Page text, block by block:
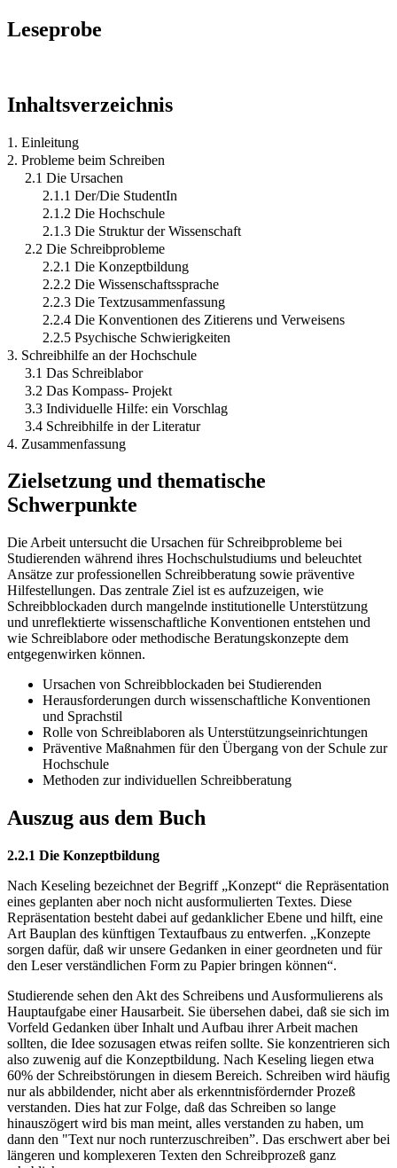
Leseprobe
Inhaltsverzeichnis
1. Einleitung
2. Probleme beim Schreiben
2.1 Die Ursachen
2.1.1 Der/Die StudentIn
2.1.2 Die Hochschule
2.1.3 Die Struktur der Wissenschaft
2.2 Die Schreibprobleme
2.2.1 Die Konzeptbildung
2.2.2 Die Wissenschaftssprache
2.2.3 Die Textzusammenfassung
2.2.4 Die Konventionen des Zitierens und Verweisens
2.2.5 Psychische Schwierigkeiten
3. Schreibhilfe an der Hochschule
3.1 Das Schreiblabor
3.2 Das Kompass- Projekt
3.3 Individuelle Hilfe: ein Vorschlag
3.4 Schreibhilfe in der Literatur
4. Zusammenfassung
Zielsetzung und thematische
Schwerpunkte
Die Arbeit untersucht die Ursachen für Schreibprobleme bei
Studierenden während ihres Hochschulstudiums und beleuchtet
Ansätze zur professionellen Schreibberatung sowie präventive
Hilfestellungen. Das zentrale Ziel ist es aufzuzeigen, wie
Schreibblockaden durch mangelnde institutionelle Unterstützung
und unreflektierte wissenschaftliche Konventionen entstehen und
wie Schreiblabore oder methodische Beratungskonzepte dem
entgegenwirken können.
Ursachen von Schreibblockaden bei Studierenden
Herausforderungen durch wissenschaftliche Konventionen
und Sprachstil
Rolle von Schreiblaboren als Unterstützungseinrichtungen
Präventive Maßnahmen für den Übergang von der Schule zur
Hochschule
Methoden zur individuellen Schreibberatung
Auszug aus dem Buch
2.2.1 Die Konzeptbildung
Nach Keseling bezeichnet der Begriff „Konzept“ die Repräsentation
eines geplanten aber noch nicht ausformulierten Textes. Diese
Repräsentation besteht dabei auf gedanklicher Ebene und hilft, eine
Art Bauplan des künftigen Textaufbaus zu entwerfen. „Konzepte
sorgen dafür, daß wir unsere Gedanken in einer geordneten und für
den Leser verständlichen Form zu Papier bringen können“.
Studierende sehen den Akt des Schreibens und Ausformulierens als
Hauptaufgabe einer Hausarbeit. Sie übersehen dabei, daß sie sich im
Vorfeld Gedanken über Inhalt und Aufbau ihrer Arbeit machen
sollten, die Idee sozusagen etwas reifen sollte. Sie konzentrieren sich
also zuwenig auf die Konzeptbildung. Nach Keseling liegen etwa
60% der Schreibstörungen in diesem Bereich. Schreiben wird häufig
nur als abbildender, nicht aber als erkenntnisfördernder Prozeß
verstanden. Dies hat zur Folge, daß das Schreiben so lange
hinauszögert wird bis man meint, alles verstanden zu haben, um
dann den "Text nur noch runterzuschreiben”. Das erschwert aber bei
längeren und komplexeren Texten den Schreibprozeß ganz